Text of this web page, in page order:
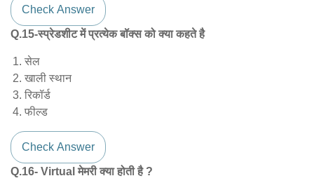
Check Answer
Q.15-स्प्रेडशीट में प्रत्येक बॉक्स को क्या कहते है
सेल
खाली स्थान
रिकॉर्ड
फील्ड
Check Answer
Q.16- Virtual मेमरी क्या होती है ?